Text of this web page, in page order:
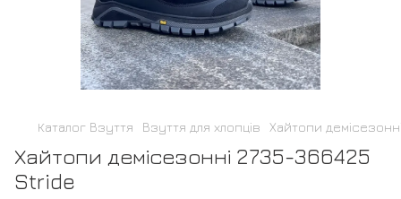
Каталог Взуття Взуття для хлопців Хайтопи
Хайтопи демісезонні 2735-366425
Stride